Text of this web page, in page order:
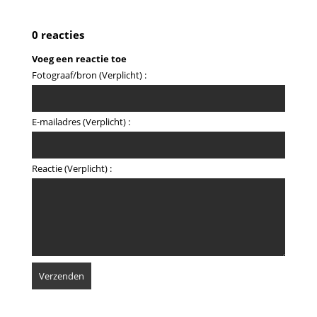
0 reacties
Voeg een reactie toe
Fotograaf/bron (Verplicht) :
E-mailadres (Verplicht) :
Reactie (Verplicht) :